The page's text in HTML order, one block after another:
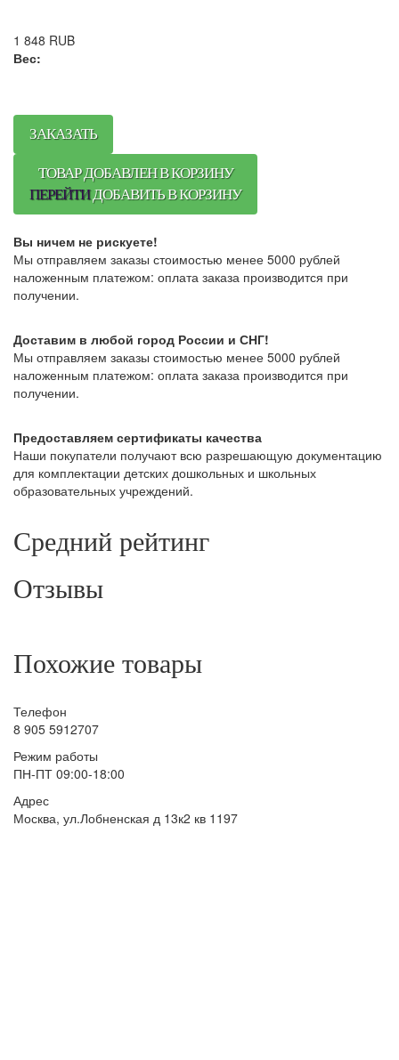
1 848 RUB
Вес:
ЗАКАЗАТЬ
ТОВАР ДОБАВЛЕН В КОРЗИНУ
ПЕРЕЙТИДОБАВИТЬ В КОРЗИНУ
Вы ничем не рискуете!
Мы отправляем заказы стоимостью менее 5000 рублей
наложенным платежом: оплата заказа производится при
получении.
Доставим в любой город России и СНГ!
Мы отправляем заказы стоимостью менее 5000 рублей
наложенным платежом: оплата заказа производится при
получении.
Предоставляем сертификаты качества
Наши покупатели получают всю разрешающую документацию
для комплектации детских дошкольных и школьных
образовательных учреждений.
Средний рейтинг
Отзывы
Похожие товары
Телефон
8 905 5912707
Режим работы
ПН-ПТ 09:00-18:00
Адрес
Москва, ул.Лобненская д 13к2 кв 1197